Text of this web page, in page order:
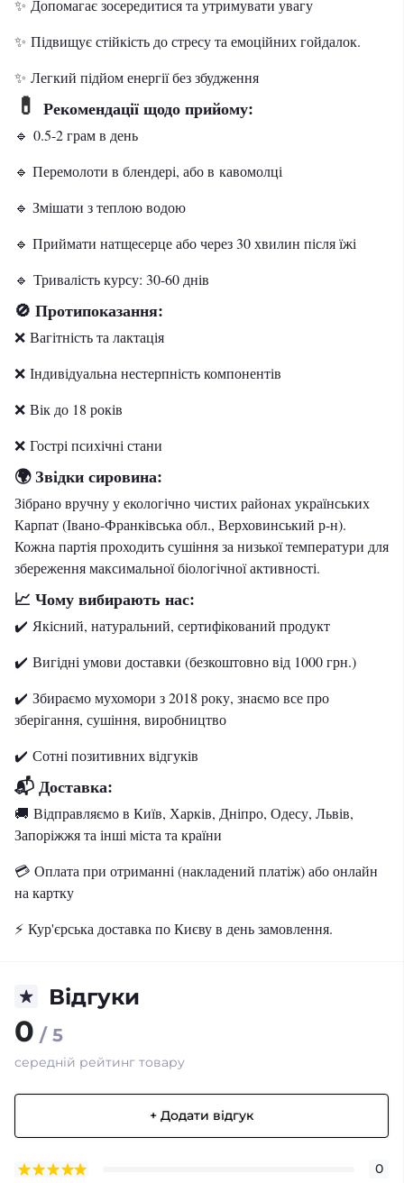
✨ Допомагає зосередитися та утримувати увагу
✨ Підвищує стійкість до стресу та емоційних гойдалок.
✨ Легкий підйом енергії без збудження
💊 Рекомендації щодо прийому:
🔹 0.5-2 грам в день
🔹 Перемолоти в блендері, або в кавомолці
🔹 Змішати з теплою водою
🔹 Приймати натщесерце або через 30 хвилин після їжі
🔹 Тривалість курсу: 30-60 днів
🚫 Протипоказання:
❌ Вагітність та лактація
❌ Індивідуальна нестерпність компонентів
❌ Вік до 18 років
❌ Гострі психічні стани
🌍Звідки сировина:
Зібрано вручну у екологічно чистих районах українських
Карпат (Івано-Франківська обл., Верховинський р-н).
Кожна партія проходить сушіння за низької температури для
збереження максимальної біологічної активності.
📈 Чому вибирають нас:
✔️ Якісний, натуральний, сертифікований продукт
✔️ Вигідні умови доставки (безкоштовно від 1000 грн.)
✔️ Збираємо мухомори з 2018 року, знаємо все про
зберігання, сушіння, виробництво
✔️ Сотні позитивних відгуків
📬 Доставка:
🚚 Відправляємо в Київ, Харків, Дніпро, Одесу, Львів,
Запоріжжя та інші міста та країни
💳 Оплата при отриманні (накладений платіж) або онлайн
на картку
⚡ Кур'єрська доставка по Києву в день замовлення.
Відгуки
0 / 5
середній рейтинг товару
+ Додати відгук
0